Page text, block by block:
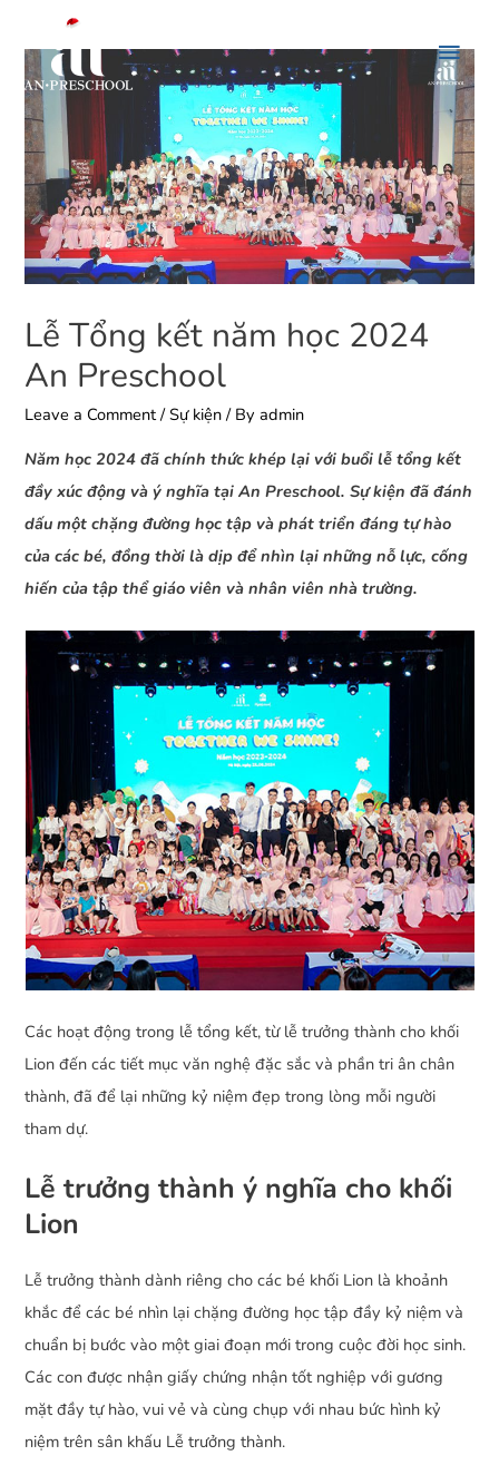
Lễ Tổng kết năm học 2024
An Preschool
Leave a Comment /Sự kiện / Byadmin
Năm học 2024 đã chính thức khép lại với buổi lễ tổng kết
đầy xúc động và ý nghĩa tại An Preschool. Sự kiện đã đánh
dấu một chặng đường học tập và phát triển đáng tự hào
của các bé, đồng thời là dịp để nhìn lại những nỗ lực, cống
hiến của tập thể giáo viên và nhân viên nhà trường.
Các hoạt động trong lễ tổng kết, từ lễ trưởng thành cho khối
Lion đến các tiết mục văn nghệ đặc sắc và phần tri ân chân
thành, đã để lại những kỷ niệm đẹp trong lòng mỗi người
tham dự.
Lễ trưởng thành ý nghĩa cho khối
Lion
Lễ trưởng thành dành riêng cho các bé khối Lion là khoảnh
khắc để các bé nhìn lại chặng đường học tập đầy kỷ niệm và
chuẩn bị bước vào một giai đoạn mới trong cuộc đời học sinh.
Các con được nhận giấy chứng nhận tốt nghiệp với gương
mặt đầy tự hào, vui vẻ và cùng chụp với nhau bức hình kỷ
niệm trên sân khấu Lễ trưởng thành.